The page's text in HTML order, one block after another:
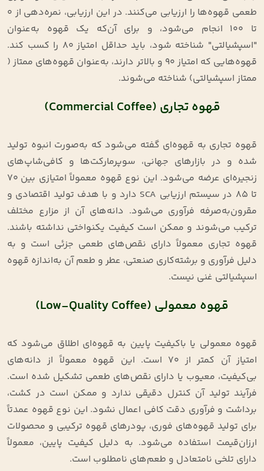
طعمی قهوه‌ها را ارزیابی می‌کنند. در این ارزیابی، نمره‌دهی از 0
تا 100 انجام می‌شود، و برای آن‌که یک قهوه به‌عنوان
"اسپشیالتی" شناخته شود، باید حداقل امتیاز 80 را کسب کند.
قهوه‌هایی که امتیاز 90 و بالاتر دارند، به‌عنوان قهوه‌های ممتاز (
ممتاز اسپشیالتی) شناخته می‌شوند.
قهوه تجاری (Commercial Coffee)
قهوه تجاری به قهوه‌ای گفته می‌شود که به‌صورت انبوه تولید
شده و در بازارهای جهانی، سوپرمارکت‌ها و کافی‌شاپ‌های
زنجیره‌ای عرضه می‌شود. این نوع قهوه معمولاً امتیازی بین ۷۰
تا ۸۵ در سیستم ارزیابی SCA دارد و با هدف تولید اقتصادی و
مقرون‌به‌صرفه فرآوری می‌شود. دانه‌های آن از مزارع مختلف
ترکیب می‌شوند و ممکن است کیفیت یکنواختی نداشته باشند.
قهوه تجاری معمولاً دارای نقص‌های طعمی جزئی است و به
دلیل فرآوری و برشته‌کاری صنعتی، عطر و طعم آن به‌اندازه قهوه
اسپشیالتی غنی نیست.
قهوه معمولی (Low-Quality Coffee)
قهوه معمولی یا باکیفیت پایین به قهوه‌ای اطلاق می‌شود که
امتیاز آن کمتر از ۷۰ است. این قهوه معمولاً از دانه‌های
بی‌کیفیت، معیوب یا دارای نقص‌های طعمی تشکیل شده است.
فرآیند تولید آن کنترل دقیقی ندارد و ممکن است در کشت،
برداشت و فرآوری دقت کافی اعمال نشود. این نوع قهوه عمدتاً
برای تولید قهوه‌های فوری، پودرهای قهوه ترکیبی و محصولات
ارزان‌قیمت استفاده می‌شود. به دلیل کیفیت پایین، معمولاً
دارای تلخی نامتعادل و طعم‌های نامطلوب است.